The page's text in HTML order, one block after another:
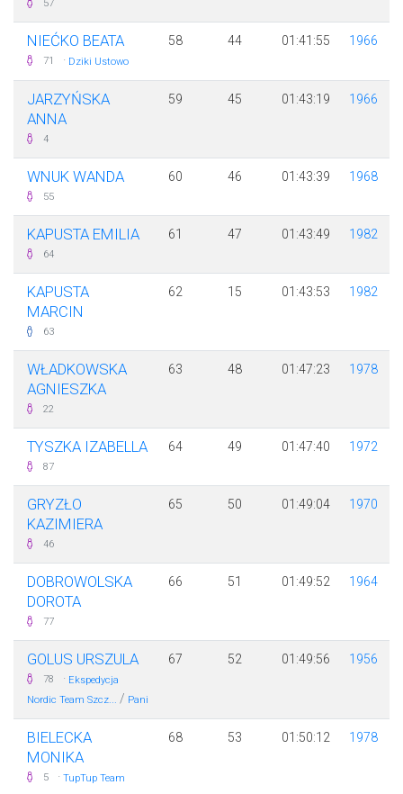
57
NIEĆKO BEATA
71 · Dziki Ustowo
58 44 01:41:55 1966
JARZYŃSKA
ANNA
4
59 45 01:43:19 1966
WNUK WANDA
55
60 46 01:43:39 1968
KAPUSTA EMILIA
64
61 47 01:43:49 1982
KAPUSTA
MARCIN
63
62 15 01:43:53 1982
WŁADKOWSKA
AGNIESZKA
22
63 48 01:47:23 1978
TYSZKA IZABELLA
87
64 49 01:47:40 1972
GRYZŁO
KAZIMIERA
46
65 50 01:49:04 1970
DOBROWOLSKA
DOROTA
77
66 51 01:49:52 1964
GOLUS URSZULA
78 · Ekspedycja
Nordic Team Szcz... / Pani
67 52 01:49:56 1956
BIELECKA
MONIKA
5 · TupTup Team
68 53 01:50:12 1978